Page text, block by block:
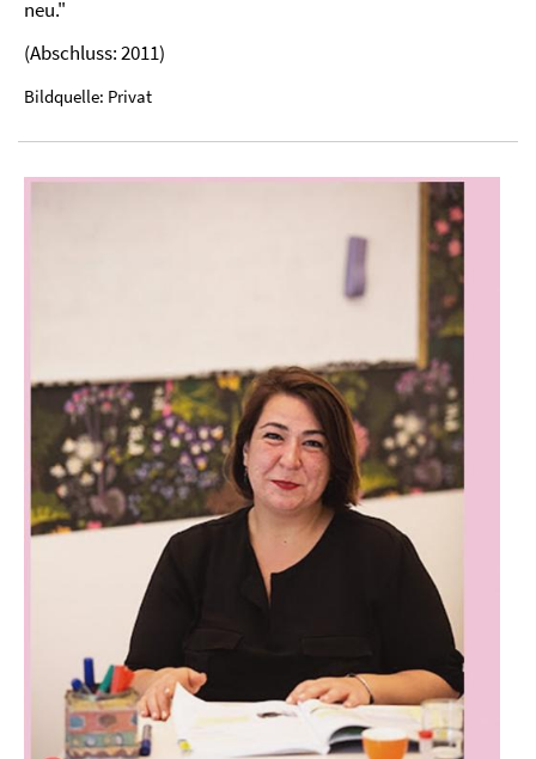
neu."
(Abschluss: 2011)
Bildquelle: Privat